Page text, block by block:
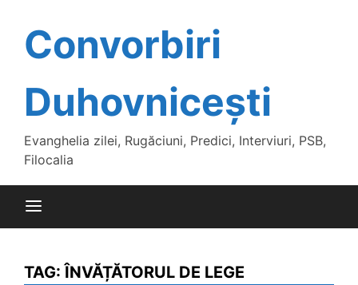
contentConvorbiri
Duhovnicești
Evanghelia zilei, Rugăciuni, Predici, Interviuri, PSB,
Filocalia
TAG:ÎNVĂȚĂTORUL DE LEGE